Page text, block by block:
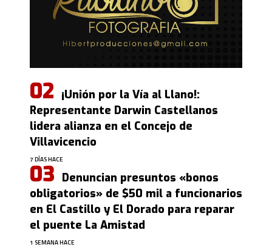
¡Unión por la Vía al Llano!:
Representante Darwin Castellanos
lidera alianza en el Concejo de
Villavicencio
7 DÍAS HACE
Denuncian presuntos «bonos
obligatorios» de $50 mil a funcionarios
en El Castillo y El Dorado para reparar
el puente La Amistad
1 SEMANA HACE